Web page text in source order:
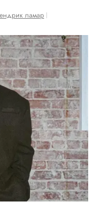
ламар